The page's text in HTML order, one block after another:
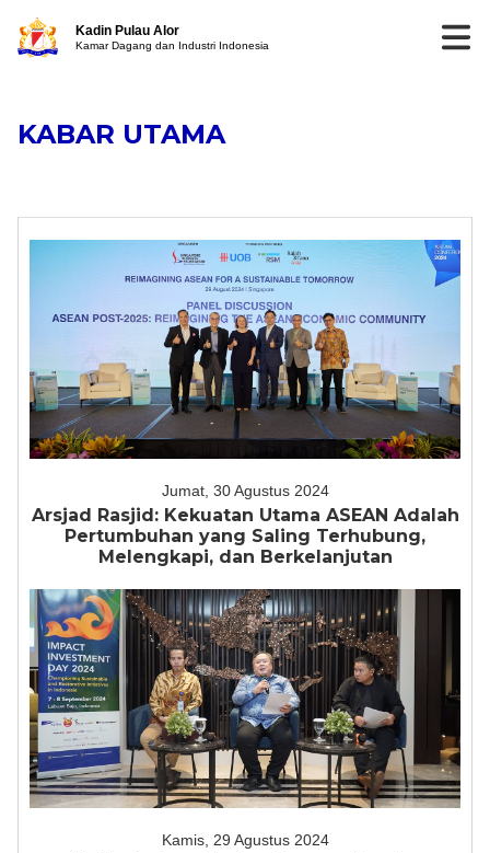
Kadin Pulau Alor
Kamar Dagang dan Industri Indonesia
KABAR UTAMA
Jumat, 30 Agustus 2024
Arsjad Rasjid: Kekuatan Utama ASEAN Adalah
Pertumbuhan yang Saling Terhubung,
Melengkapi, dan Berkelanjutan
Kamis, 29 Agustus 2024